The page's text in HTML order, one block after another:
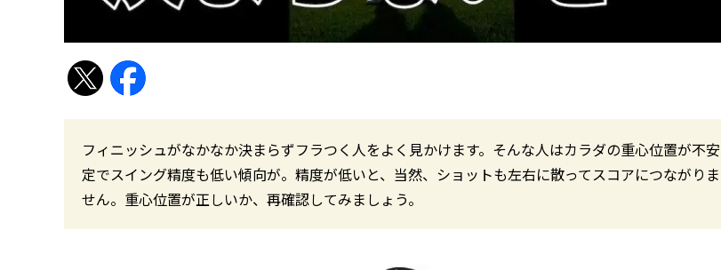
フィニッシュがなかなか決まらずフラつく人をよく見かけます。そんな人はカラダの重心位置が不安
定でスイング精度も低い傾向が。精度が低いと、当然、ショットも左右に散ってスコアにつながりま
せん。重心位置が正しいか、再確認してみましょう。